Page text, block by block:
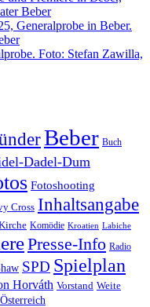
Beber Buch
Dadel-Dum
Fotoshooting
Cross Inhaltsangabe
Komödie Kroatien Labiche
Presse-Info Radio
SPD Spielplan
Horváth Vorstand Weite
Österreich